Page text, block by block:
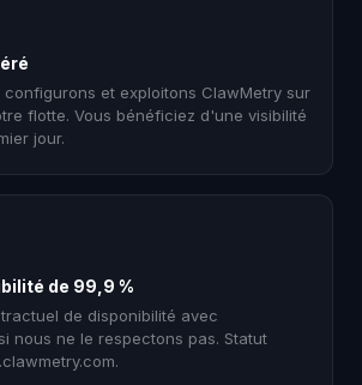
configurons et exploitons ClawMetry sur
flotte. Vous bénéficiez d'une visibilité
jour.
de 99,9 %
de disponibilité avec
nous ne le respectons pas. Statut